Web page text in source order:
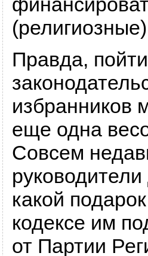
Правда,
избранников
еще одна
Совсем
какой
кодексе им
от Партии